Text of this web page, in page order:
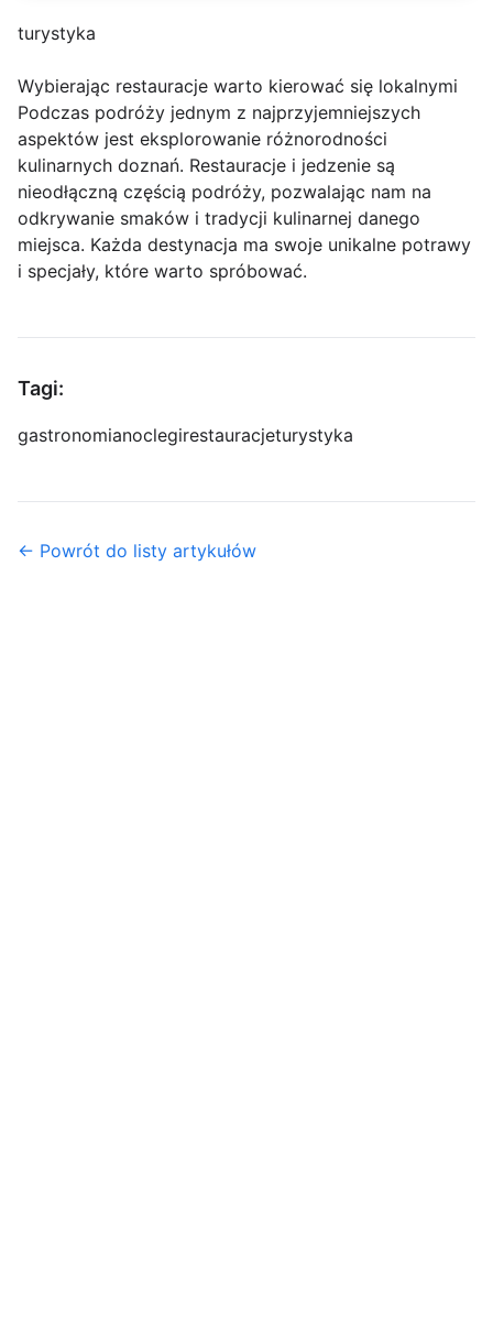
turystyka
Wybierając restauracje warto kierować się lokalnymi
Podczas podróży jednym z najprzyjemniejszych
aspektów jest eksplorowanie różnorodności
kulinarnych doznań. Restauracje i jedzenie są
nieodłączną częścią podróży, pozwalając nam na
odkrywanie smaków i tradycji kulinarnej danego
miejsca. Każda destynacja ma swoje unikalne potrawy
i specjały, które warto spróbować.
Tagi:
gastronomianoclegirestauracjeturystyka
← Powrót do listy artykułów